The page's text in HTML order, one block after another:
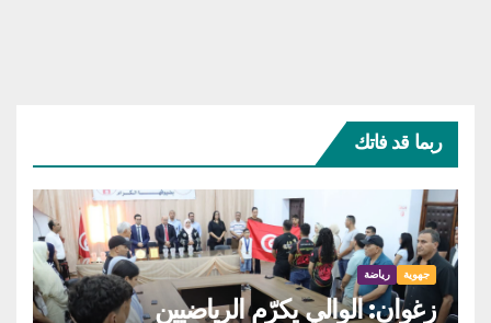
ربما قد فاتك
جهوية رياضة
زغوان: الوالي يكرّم الرياضيين